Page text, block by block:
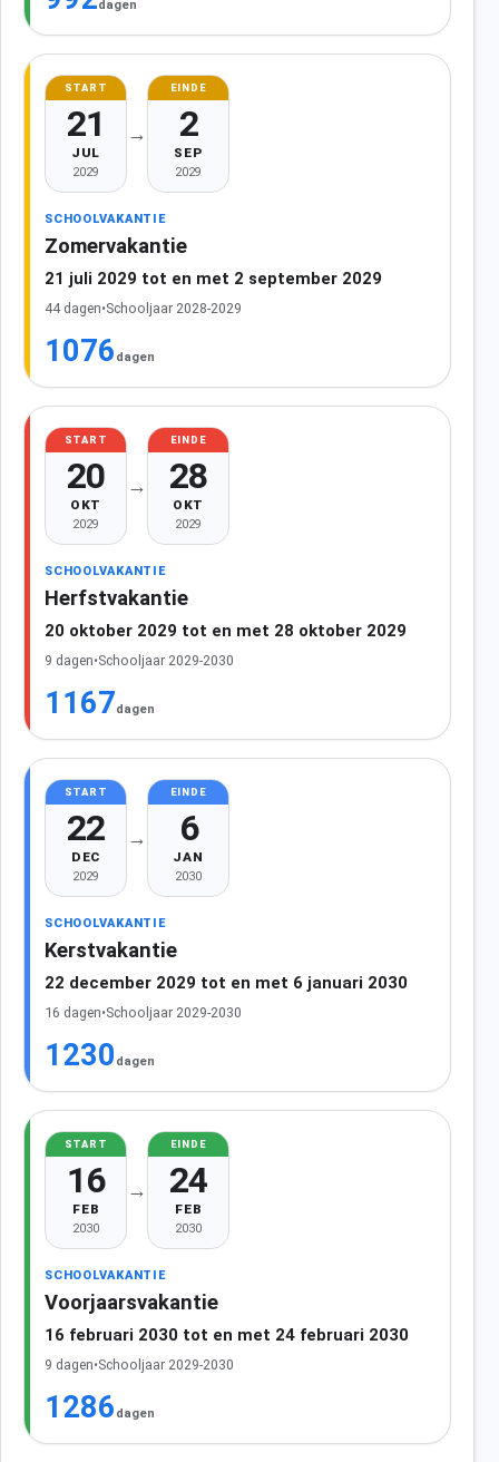
dagen
START
21
JUL
2029
→
EINDE
2
SEP
2029
SCHOOLVAKANTIE
Zomervakantie
21 juli 2029 tot en met 2 september 2029
44 dagen•Schooljaar 2028-2029
1076 dagen
START
20
OKT
2029
→
EINDE
28
OKT
2029
SCHOOLVAKANTIE
Herfstvakantie
20 oktober 2029 tot en met 28 oktober 2029
9 dagen•Schooljaar 2029-2030
1167dagen
START
22
DEC
2029
→
EINDE
6
JAN
2030
SCHOOLVAKANTIE
Kerstvakantie
22 december 2029 tot en met 6 januari 2030
16 dagen•Schooljaar 2029-2030
1230 dagen
START
16
FEB
2030
→
EINDE
24
FEB
2030
SCHOOLVAKANTIE
Voorjaarsvakantie
16 februari 2030 tot en met 24 februari 2030
9 dagen•Schooljaar 2029-2030
1286 dagen